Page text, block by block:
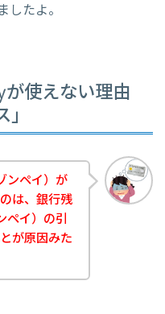
たよ。
使えない理由
ンペイ）が
は、銀行残
ペイ）の引
が原因みた